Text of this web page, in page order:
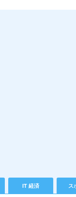
IT 経済 ス